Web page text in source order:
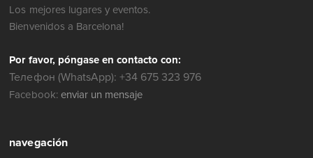
Los mejores lugares y eventos.
Bienvenidos a Barcelona!
Por favor, póngase en contacto con:
Телефон (WhatsApp): +34 675 323 976
Facebook: enviar un mensaje
navegación